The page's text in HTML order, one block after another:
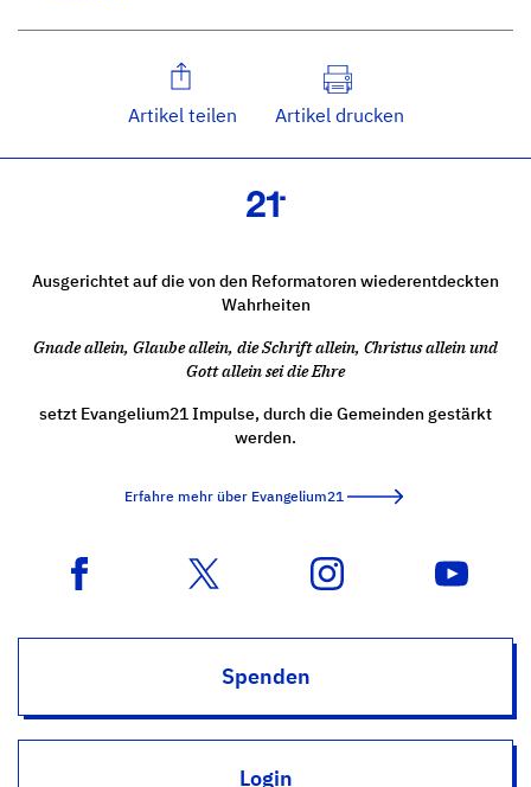
Artikel teilen Artikel drucken
Ausgerichtet auf die von den Reformatoren wiederentdeckten
Wahrheiten
Gnade allein, Glaube allein, die Schrift allein, Christus allein und
Gott allein sei die Ehre
setzt Evangelium21 Impulse, durch die Gemeinden gestärkt
werden.
Erfahre mehr über Evangelium21
Spenden
Login